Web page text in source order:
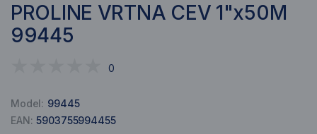
PROLINE VRTNA CEV 1"x50M
99445
0
Model: 99445
EAN: 5903755994455